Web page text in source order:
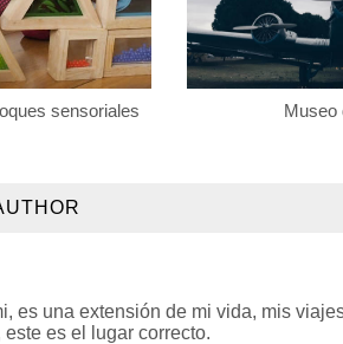
sensoriales Museo
es una extensión de mi vida, mis
es el lugar correcto.